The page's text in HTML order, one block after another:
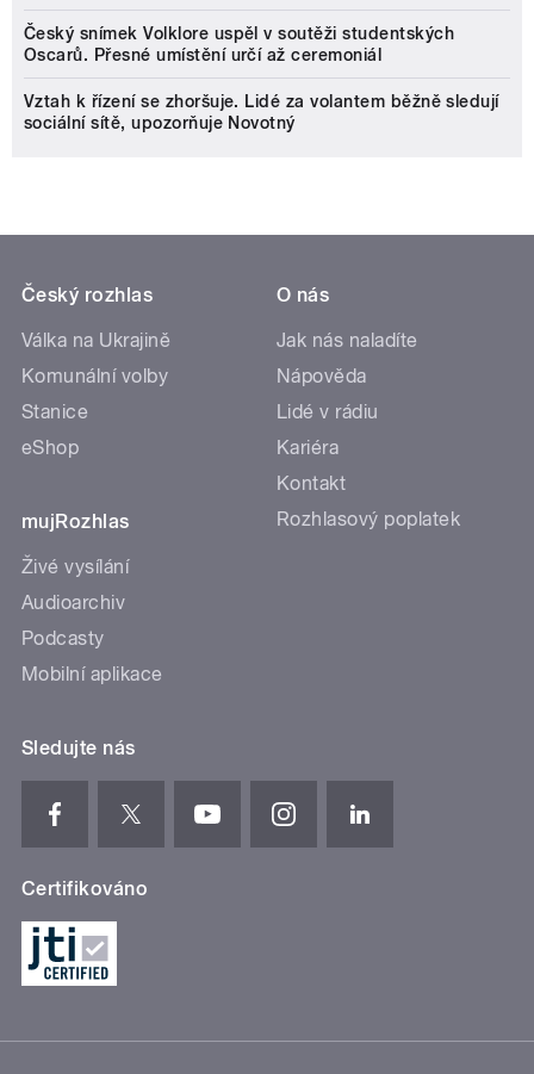
Český snímek Volklore uspěl v soutěži studentských
Oscarů. Přesné umístění určí až ceremoniál
Vztah k řízení se zhoršuje. Lidé za volantem běžně sledují
sociální sítě, upozorňuje Novotný
Český rozhlas
Válka na Ukrajině
Komunální volby
Stanice
eShop
mujRozhlas
Živé vysílání
Audioarchiv
Podcasty
Mobilní aplikace
O nás
Jak nás naladíte
Nápověda
Lidé v rádiu
Kariéra
Kontakt
Rozhlasový poplatek
Sledujte nás
Certifikováno